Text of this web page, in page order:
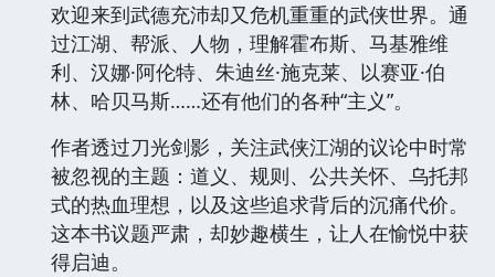
欢迎来到武德充沛却又危机重重的武侠世界。通
过江湖、帮派、人物，理解霍布斯、马基雅维
利、汉娜·阿伦特、朱迪丝·施克莱、以赛亚·伯
林、哈贝马斯……还有他们的各种“主义”。
作者透过刀光剑影，关注武侠江湖的议论中时常
被忽视的主题：道义、规则、公共关怀、乌托邦
式的热血理想，以及这些追求背后的沉痛代价。
这本书议题严肃，却妙趣横生，让人在愉悦中获
得启迪。